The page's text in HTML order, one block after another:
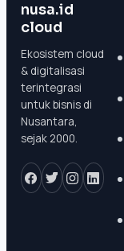
nusa.id
cloud
Ekosistem cloud
& digitalisasi
terintegrasi
untuk bisnis di
Nusantara,
sejak 2000.